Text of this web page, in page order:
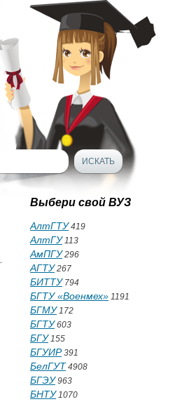
Выбери свой ВУЗ
АлтГТУ419
АлтГУ113
АмПГУ296
АГТУ267
БИТТУ794
БГТУ «Военмех» 1191
БГМУ172
БГТУ603
БГУ155
БГУИР391
БелГУТ 4908
БГЭУ963
БНТУ1070